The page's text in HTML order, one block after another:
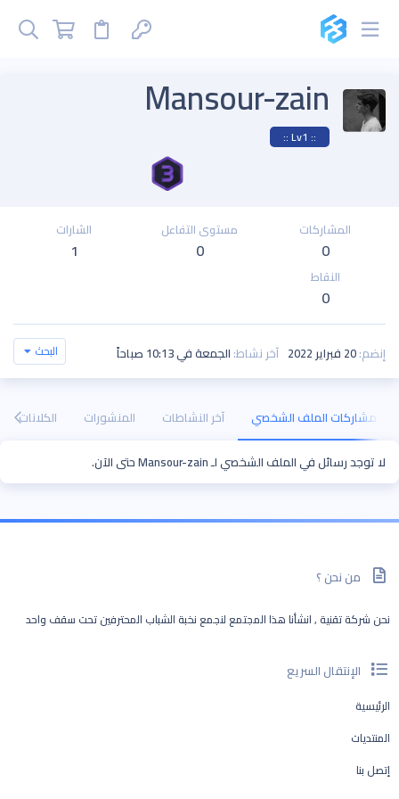
Mansour-zain
:: Lv1 ::
المشاركات
0
مستوى التفاعل
0
الشارات
1
النقاط
0
إنضم 20 فبراير 2022 آخر نشاط الجمعة في 10:13 صباحاً البحث
مشاركات الملف الشخصي آخر النشاطات المنشورات الكلانات
لا توجد رسائل في الملف الشخصي لـ Mansour-zain حتى الآن.
من نحن ؟
نحن شركة تقنية , انشأنا هذا المجتمع لنجمع نخبة الشباب المحترفين تحت سقف واحد
الإنتقال السريع
الرئيسية
المنتديات
إتصل بنا